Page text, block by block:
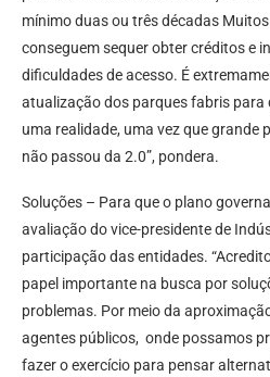
mínimo duas ou três décadas
conseguem sequer obter créditos e
dificuldades de acesso. É
atualização dos parques fabris para
uma realidade, uma vez que grande
não passou da 2.0”, pondera.
Soluções – Para que o plano
avaliação do vice-presidente de
participação das entidades.
papel importante na busca por
problemas. Por meio da
agentes públicos, onde possamos
fazer o exercício para pensar